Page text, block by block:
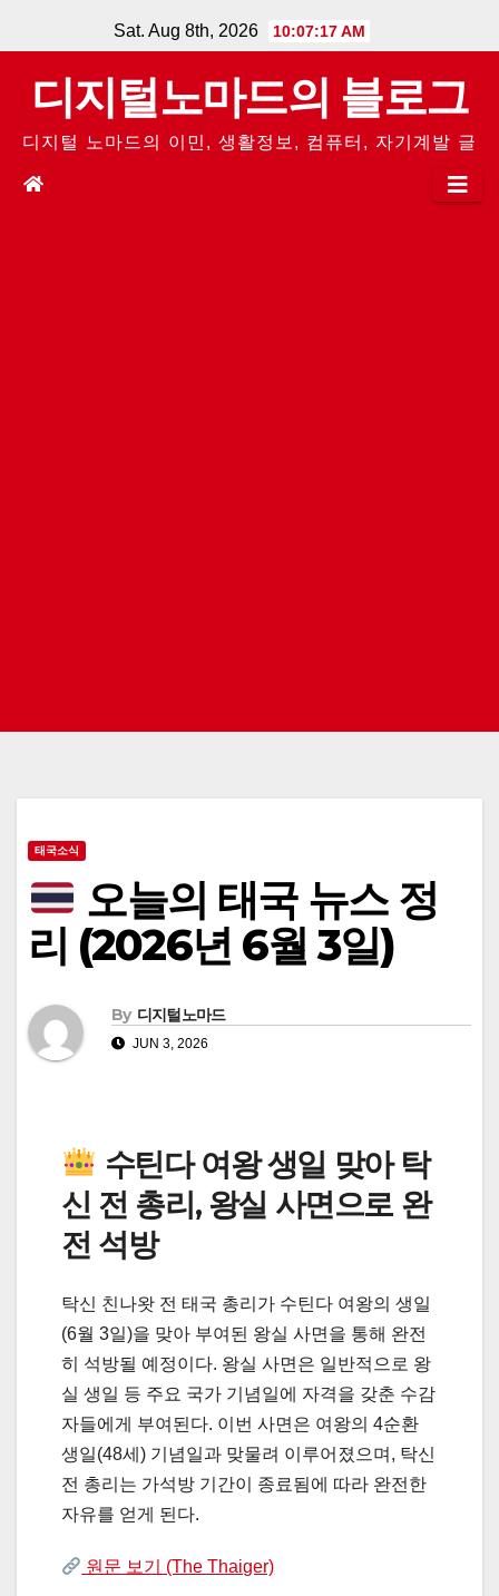
to
content
Sat. Aug 8th, 2026 10:07:18 AM
디지털노마드의 블로그
디지털 노마드의 이민, 생활정보, 컴퓨터, 자기계발 글
태국소식
오늘의 태국 뉴스 정
리 (2026년 6월 3일)
By 디지털노마드
JUN 3, 2026
수틴다 여왕 생일 맞아 탁
신 전 총리, 왕실 사면으로 완
전 석방
탁신 친나왓 전 태국 총리가 수틴다 여왕의 생일
(6월 3일)을 맞아 부여된 왕실 사면을 통해 완전
히 석방될 예정이다. 왕실 사면은 일반적으로 왕
실 생일 등 주요 국가 기념일에 자격을 갖춘 수감
자들에게 부여된다. 이번 사면은 여왕의 4순환
생일(48세) 기념일과 맞물려 이루어졌으며, 탁신
전 총리는 가석방 기간이 종료됨에 따라 완전한
자유를 얻게 된다.
원문 보기 (The Thaiger)